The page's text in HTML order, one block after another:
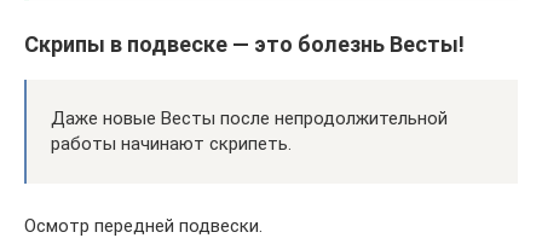
Скрипы в подвеске — это болезнь Весты!
Даже новые Весты после непродолжительной
работы начинают скрипеть.
Осмотр передней подвески.